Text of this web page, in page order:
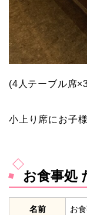
(4人テーブル席
小上り席にお子
お食事処
名前 お